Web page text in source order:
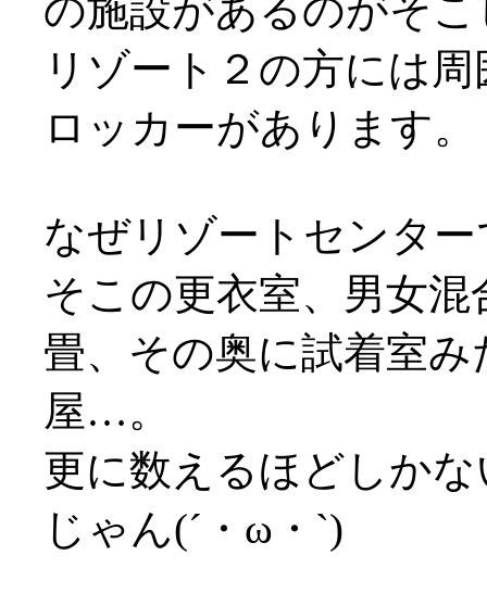
の施設があるのがそ
リゾート２の方には
ロッカーがあります。
なぜリゾートセンタ
そこの更衣室、男女
畳、その奥に試着室
屋…。
更に数えるほどしか
じゃん(´・ω・`)